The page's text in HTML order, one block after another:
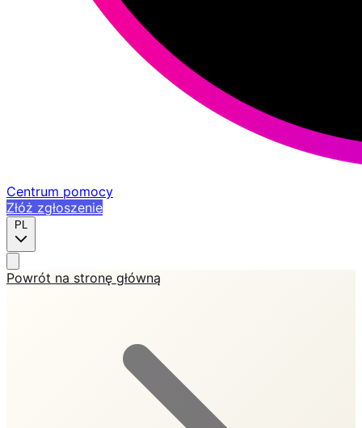
Centrum pomocy
Złóż zgłoszenie
PL
Powrót na stronę główną